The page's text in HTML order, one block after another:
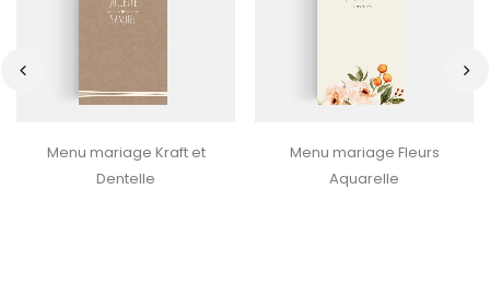
Menu mariage Kraft et
Dentelle
Menu mariage Fleurs
Aquarelle